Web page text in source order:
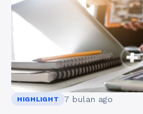
HIGHLIGHT 7 bulan ago